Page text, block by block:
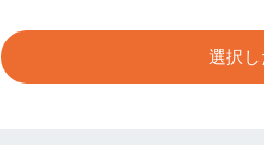
選択